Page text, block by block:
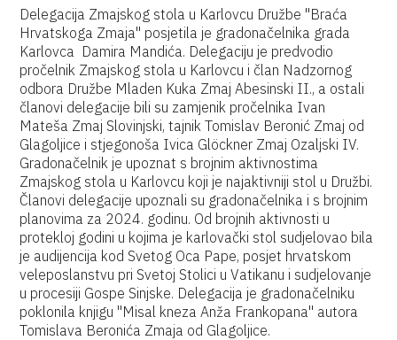
Delegacija Zmajskog stola u Karlovcu Družbe "Braća
Hrvatskoga Zmaja" posjetila je gradonačelnika grada
Karlovca Damira Mandića. Delegaciju je predvodio
pročelnik Zmajskog stola u Karlovcu i član Nadzornog
odbora Družbe Mladen Kuka Zmaj Abesinski II., a ostali
članovi delegacije bili su zamjenik pročelnika Ivan
Mateša Zmaj Slovinjski, tajnik Tomislav Beronić Zmaj od
Glagoljice i stjegonoša Ivica Glöckner Zmaj Ozaljski IV.
Gradonačelnik je upoznat s brojnim aktivnostima
Zmajskog stola u Karlovcu koji je najaktivniji stol u Družbi.
Članovi delegacije upoznali su gradonačelnika i s brojnim
planovima za 2024. godinu. Od brojnih aktivnosti u
protekloj godini u kojima je karlovački stol sudjelovao bila
je audijencija kod Svetog Oca Pape, posjet hrvatskom
veleposlanstvu pri Svetoj Stolici u Vatikanu i sudjelovanje
u procesiji Gospe Sinjske. Delegacija je gradonačelniku
poklonila knjigu "Misal kneza Anža Frankopana" autora
Tomislava Beronića Zmaja od Glagoljice.